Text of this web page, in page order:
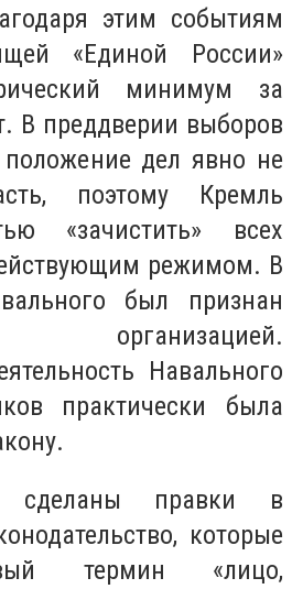
этим событиям
«Единой России»
минимум за
В преддверии выборов
положение дел явно не
поэтому Кремль
«зачистить» всех
режимом. В
был признан
организацией.
Навального
практически была
правки в
которые
термин «лицо,